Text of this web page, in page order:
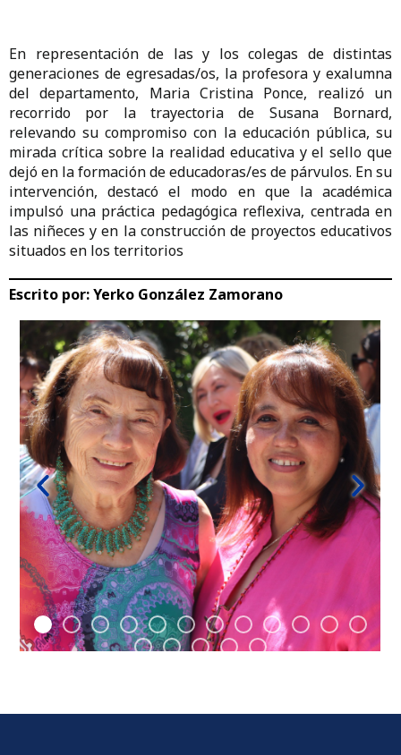
En representación de las y los colegas de distintas
generaciones de egresadas/os, la profesora y exalumna
del departamento, Maria Cristina Ponce, realizó un
recorrido por la trayectoria de Susana Bornard,
relevando su compromiso con la educación pública, su
mirada crítica sobre la realidad educativa y el sello que
dejó en la formación de educadoras/es de párvulos. En su
intervención, destacó el modo en que la académica
impulsó una práctica pedagógica reflexiva, centrada en
las niñeces y en la construcción de proyectos educativos
situados en los territorios
Escrito por:Yerko González Zamorano